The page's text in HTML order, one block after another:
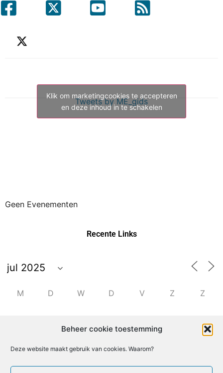
Beheer cookie toestemming
Deze website maakt gebruik van cookies. Waarom?
Tweets by ME_gids
Klik om marketingcookies te accepteren
en deze inhoud in te schakelen
Geen Evenementen
Recente Links
M D W D V Z Z
7 8 9 10 11